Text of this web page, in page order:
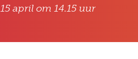
15 april om 14.15 uur